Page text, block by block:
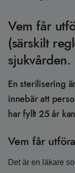
Vem får
(särskilt
sjukvården.
En sterilisering
innebär att
har fyllt 25 år
Vem får
Det är en läkare